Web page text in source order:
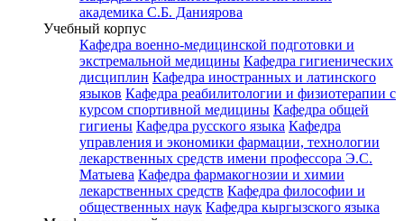
академика С.Б. Даниярова
Учебный корпус
Кафедра военно-медицинской подготовки и
экстремальной медицины Кафедра гигиенических
дисциплин Кафедра иностранных и латинского
языков Кафедра реабилитологии и физиотерапии с
курсом спортивной медицины Кафедра общей
гигиены Кафедра русского языка Кафедра
управления и экономики фармации, технологии
лекарственных средств имени профессора Э.С.
Матыева Кафедра фармакогнозии и химии
лекарственных средств Кафедра философии и
общественных наук Кафедра кыргызского языка